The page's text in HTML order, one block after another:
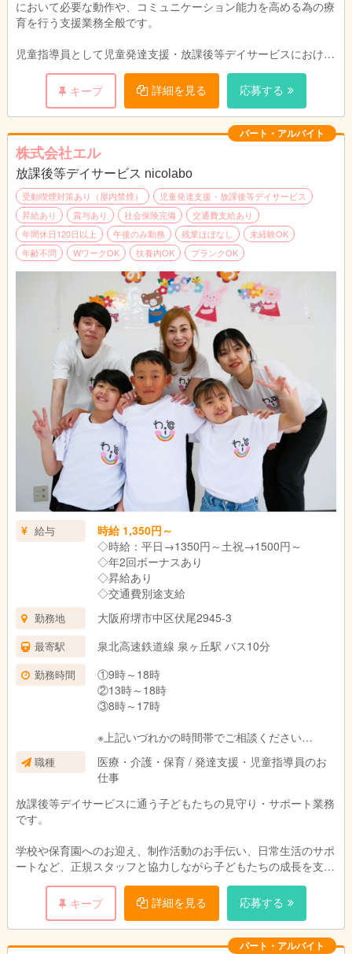
において必要な動作や、コミュニケーション能力を高める為の療
育を行う支援業務全般です。
児童指導員として児童発達支援・放課後等デイサービスにおける
・日々の活動内容の決定とスタッフ間との情報共有
・児童指導員同志や児発管や管理者と協力して集団活動の計画
・PC操作での各種書類作成
・個別支援計画の作成補助
・通所児童の送迎
スキルアップによる昇給も可能です。
【資格保有者のみの募集】
児童指導員としての任用資格が認められる方
・保育士、幼稚園教諭、教員資格など
・児童福祉の実務経験が2年以上(通算)
※詳しい事はお問い合わせ下さい
キープ 詳細を見る 応募する
パート・アルバイト
株式会社エル
放課後等デイサービス nicolabo
受動喫煙対策あり（屋内禁煙）
児童発達支援・放課後等デイサービス
昇給あり
賞与あり 社会保険完備
交通費支給あり
年間休日120日以上
午後のみ勤務 残業ほぼなし
未経験OK
年齢不問
WワークOK 扶養内OK ブランクOK
給与
時給 1,350円～
◇時給：平日→1350円～土祝→1500円～
◇年2回ボーナスあり
◇昇給あり
◇交通費別途支給
勤務地 大阪府堺市中区伏尾2945-3
最寄駅 泉北高速鉄道線 泉ヶ丘駅 バス10分
勤務時間
①9時～18時
②13時～18時
③8時～17時
※上記いづれかの時間帯でご相談ください
※週3日〜勤務可能
※残業なし
職種
医療・介護・保育 / 発達支援・児童指導員のお
仕事
放課後等デイサービスに通う子どもたちの見守り・サポート業務
です。
学校や保育園へのお迎え、制作活動のお手伝い、日常生活のサポ
ートなど、正規スタッフと協力しながら子どもたちの成長を支え
るお仕事です。
ブランクのある方や未経験の方でも安心して始められる環境が整
っています。
キープ 詳細を見る 応募する
パート・アルバイト